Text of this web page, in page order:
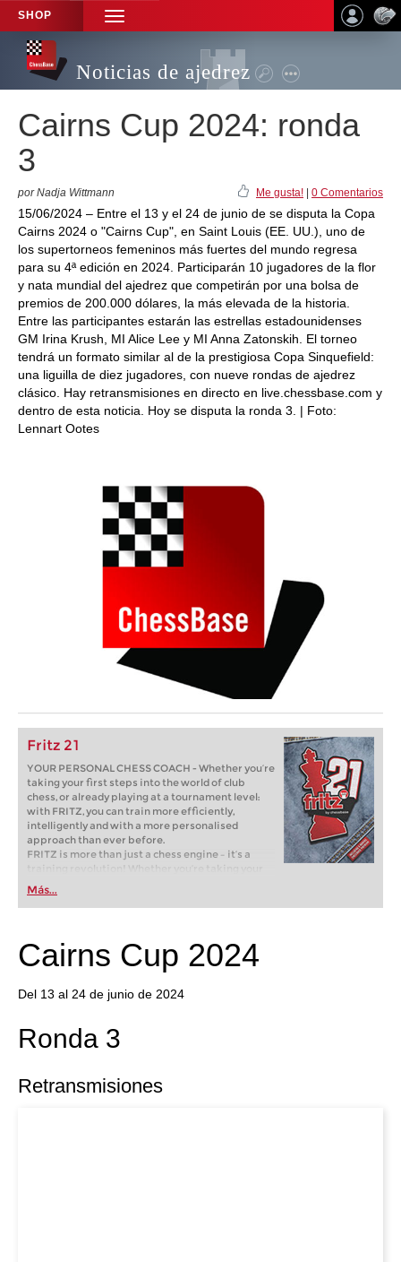
SHOP
TOGGLE
NAVIGATION
Noticias de ajedrez
Cairns Cup 2024: ronda
3
por Nadja Wittmann Me gusta! 0 Comentarios
15/06/2024 – Entre el 13 y el 24 de junio de se disputa la Copa
Cairns 2024 o "Cairns Cup", en Saint Louis (EE. UU.), uno de
los supertorneos femeninos más fuertes del mundo regresa
para su 4ª edición en 2024. Participarán 10 jugadores de la flor
y nata mundial del ajedrez que competirán por una bolsa de
premios de 200.000 dólares, la más elevada de la historia.
Entre las participantes estarán las estrellas estadounidenses
GM Irina Krush, MI Alice Lee y MI Anna Zatonskih. El torneo
tendrá un formato similar al de la prestigiosa Copa Sinquefield:
una liguilla de diez jugadores, con nueve rondas de ajedrez
clásico. Hay retransmisiones en directo en live.chessbase.com y
dentro de esta noticia. Hoy se disputa la ronda 3. | Foto:
Lennart Ootes
Fritz 21
YOUR PERSONAL CHESS COACH - Whether you’re
taking your first steps into the world of club
chess, or already playing at a tournament level:
with FRITZ, you can train more efficiently,
intelligently and with a more personalised
approach than ever before.
FRITZ is more than just a chess engine – it’s a
training revolution! Whether you’re taking your
first steps into the world of club chess, or already
playing at a tournament level: with FRITZ, you can
train more efficiently, intelligently and with a
Más...
Cairns Cup 2024
Del 13 al 24 de junio de 2024
Ronda 3
Retransmisiones